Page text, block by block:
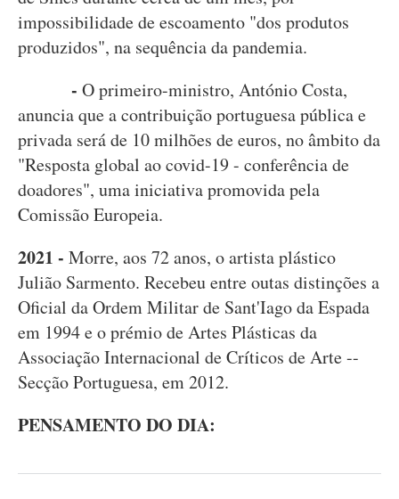
impossibilidade de escoamento "dos produtos
produzidos", na sequência da pandemia.
- O primeiro-ministro, António Costa,
anuncia que a contribuição portuguesa pública e
privada será de 10 milhões de euros, no âmbito da
"Resposta global ao covid-19 - conferência de
doadores", uma iniciativa promovida pela
Comissão Europeia.
2021 - Morre, aos 72 anos, o artista plástico
Julião Sarmento. Recebeu entre outas distinções a
Oficial da Ordem Militar de Sant'Iago da Espada
em 1994 e o prémio de Artes Plásticas da
Associação Internacional de Críticos de Arte --
Secção Portuguesa, em 2012.
PENSAMENTO DO DIA: